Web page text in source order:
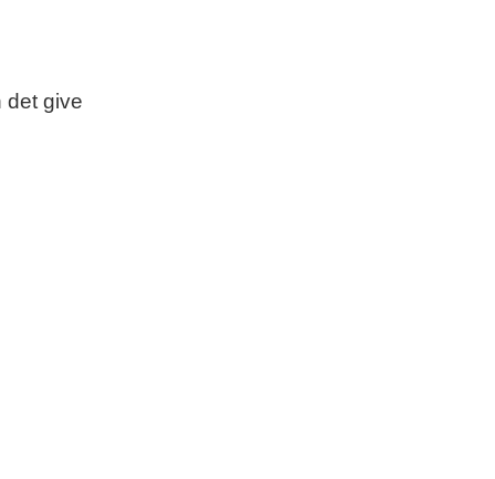
det give